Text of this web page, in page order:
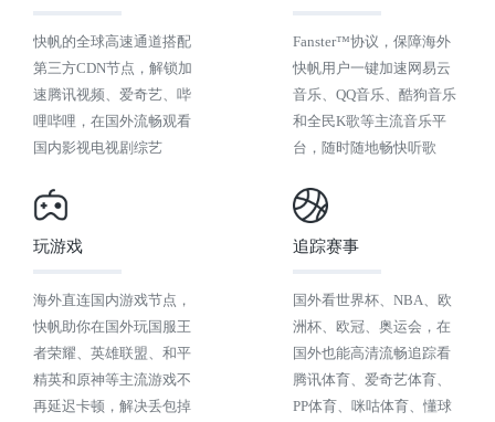
快帆的全球高速通道搭配
第三方CDN节点，解锁加
速腾讯视频、爱奇艺、哔
哩哔哩，在国外流畅观看
国内影视电视剧综艺
Fanster™协议，保障海外
快帆用户一键加速网易云
音乐、QQ音乐、酷狗音乐
和全民K歌等主流音乐平
台，随时随地畅快听歌
玩游戏
海外直连国内游戏节点，
快帆助你在国外玩国服王
者荣耀、英雄联盟、和平
精英和原神等主流游戏不
再延迟卡顿，解决丢包掉
追踪赛事
国外看世界杯、NBA、欧
洲杯、欧冠、奥运会，在
国外也能高清流畅追踪看
腾讯体育、爱奇艺体育、
PP体育、咪咕体育、懂球